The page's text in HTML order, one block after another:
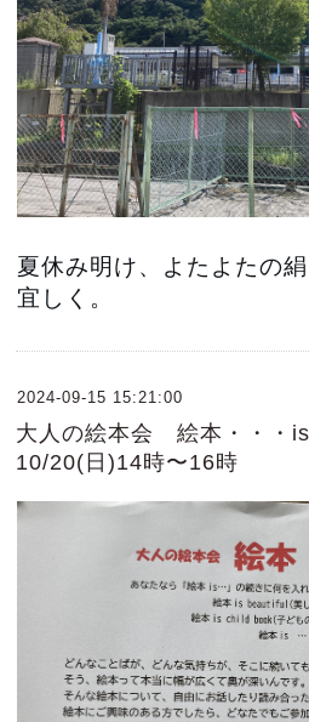
夏休み明け、よたよたの
宜しく。
2024-09-15 15:21:00
大人の絵本会 絵本・・
10/20(日)14時〜16時